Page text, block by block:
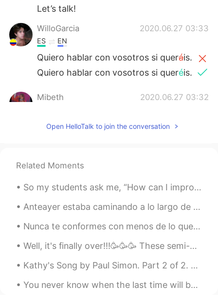
Let’s talk!
WilloGarcia 2020.06.27 03:33
ES EN
Quiero hablar con vosotros si queráis.
Quiero hablar con vosotros si queréis.
Mibeth 2020.06.27 03:32
Mucho gusto Dylan 😄
message
Open HelloTalk to join the conversation
Related Moments
So my students ask me, “How can I improve my pronunciation for clarity?”⁉️🤔🧐⁉️ Simple answer is....
Anteayer estaba caminando a lo largo de la costa en mi país, escocia, y decidí tomar este foto de...
Nunca te conformes con menos de lo que mereces. Te mereces esfuerzos. Te mereces amor Te mereces...
Well, it's finally over!!!🥳🥳🥳 These semi-grueling 14 days has not only tested my patience but my ...
Kathy's Song by Paul Simon. Part 2 of 2. And a song I was writing is left undone I don't know w...
You never know when the last time will be... We are used to routine and that everything is repeti...